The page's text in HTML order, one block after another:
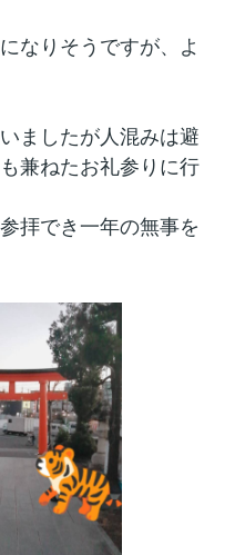
なりそうですが、よ
ましたが人混みは避
兼ねたお礼参りに行
拝でき一年の無事を